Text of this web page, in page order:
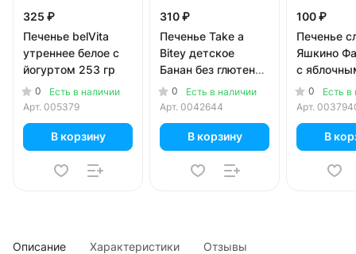
325 ₽
Печенье belVita
утреннее белое с
йогуртом 253 гр
0
Есть в наличии
Арт. 005379
В корзину
310 ₽
Печенье Take a
Bitey детское
Банан без глютена
и сахара 125 гр
0
Есть в наличии
Арт. 0042644
В корзину
100 ₽
Печенье
Яшкино
c
джемом
0
Есть в
Арт.
В
Описание Характеристики Отзывы